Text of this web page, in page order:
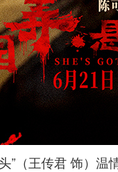
”（王传君 饰）